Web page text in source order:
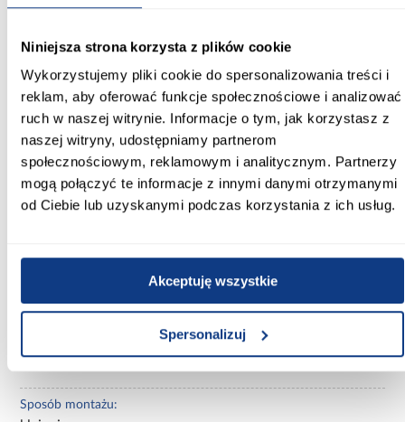
Niniejsza strona korzysta z plików cookie
Wykorzystujemy pliki cookie do spersonalizowania treści i
reklam, aby oferować funkcje społecznościowe i analizować
ruch w naszej witrynie. Informacje o tym, jak korzystasz z
naszej witryny, udostępniamy partnerom
społecznościowym, reklamowym i analitycznym. Partnerzy
mogą połączyć te informacje z innymi danymi otrzymanymi
od Ciebie lub uzyskanymi podczas korzystania z ich usług.
Akceptuję wszystkie
Spersonalizuj
powierzchnia: laminat
Informacje Transport Informacje o
Producent:
CLASSEN
Kolor:
dąb naturalny
2400
Sposób montażu: